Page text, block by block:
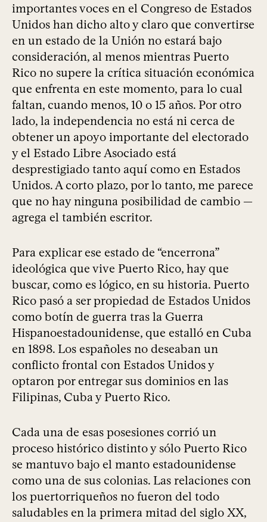
importantes voces en el Congreso de Estados
Unidos han dicho alto y claro que convertirse
en un estado de la Unión no estará bajo
consideración, al menos mientras Puerto
Rico no supere la crítica situación económica
que enfrenta en este momento, para lo cual
faltan, cuando menos, 10 o 15 años. Por otro
lado, la independencia no está ni cerca de
obtener un apoyo importante del electorado
y el Estado Libre Asociado está
desprestigiado tanto aquí como en Estados
Unidos. A corto plazo, por lo tanto, me parece
que no hay ninguna posibilidad de cambio —
agrega el también escritor.
Para explicar ese estado de “encerrona”
ideológica que vive Puerto Rico, hay que
buscar, como es lógico, en su historia. Puerto
Rico pasó a ser propiedad de Estados Unidos
como botín de guerra tras la Guerra
Hispanoestadounidense, que estalló en Cuba
en 1898. Los españoles no deseaban un
conflicto frontal con Estados Unidos y
optaron por entregar sus dominios en las
Filipinas, Cuba y Puerto Rico.
Cada una de esas posesiones corrió un
proceso histórico distinto y sólo Puerto Rico
se mantuvo bajo el manto estadounidense
como una de sus colonias. Las relaciones con
los puertorriqueños no fueron del todo
saludables en la primera mitad del siglo XX,